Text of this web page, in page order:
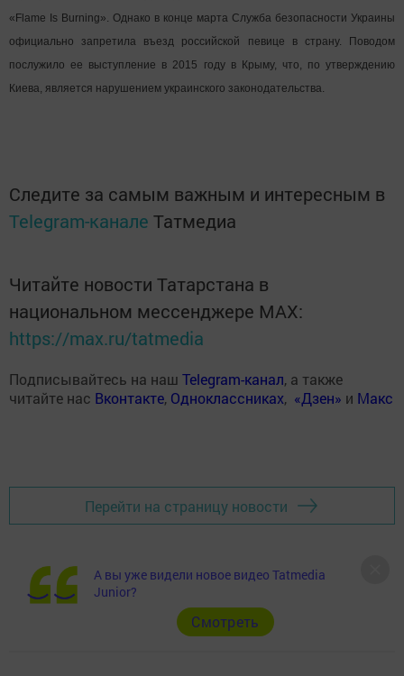
«Flame Is Burning». Однако в конце марта Служба безопасности Украины
официально запретила въезд российской певице в страну. Поводом
послужило ее выступление в 2015 году в Крыму, что, по утверждению
Киева, является нарушением украинского законодательства.
Следите за самым важным и интересным в
Telegram-канале Татмедиа
Читайте новости Татарстана в
национальном мессенджере MАХ:
https://max.ru/tatmedia
Подписывайтесь на наш Telegram-канал, а также
читайте нас Вконтакте, Одноклассниках, «Дзен» и Макс
Перейти на страницу новости
А вы уже видели новое видео Tatmedia
Junior?
Cмотреть